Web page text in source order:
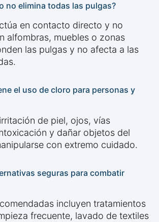
no elimina todas las pulgas?
en contacto directo y no
alfombras, muebles o zonas
las pulgas y no afecta a las
el uso de cloro para personas y
de piel, ojos, vías
y dañar objetos del
con extremo cuidado.
seguras para combatir
incluyen tratamientos
frecuente, lavado de textiles